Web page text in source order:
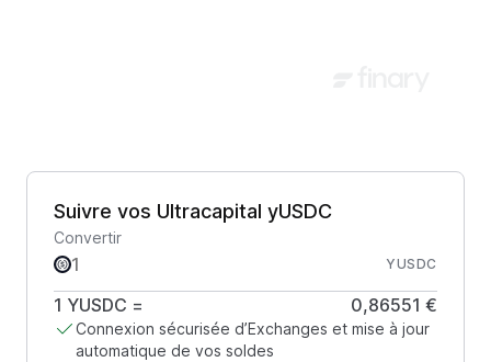
Suivre vos Ultracapital yUSDC
Convertir
YUSDC
1 YUSDC = 0,86551 €
Connexion sécurisée d’Exchanges et mise à jour
automatique de vos soldes